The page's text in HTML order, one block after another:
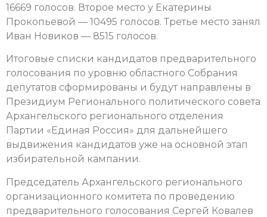
16669 голосов. Второе место у Екатерины
Прокопьевой — 10495 голосов. Третье место занял
Иван Новиков — 8515 голосов.
Итоговые списки кандидатов предварительного
голосования по уровню областного Собрания
депутатов сформированы и будут направлены в
Президиум Регионального политического совета
Архангельского регионального отделения
Партии «Единая Россия» для дальнейшего
выдвижения кандидатов уже на основной этап
избирательной кампании.
Председатель Архангельского регионального
организационного комитета по проведению
предварительного голосования Сергей Ковалев